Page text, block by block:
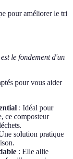
pour améliorer le tri
le fondement d'un
pour vous aider
: Idéal pour
ce composteur
solution pratique
: Elle allie